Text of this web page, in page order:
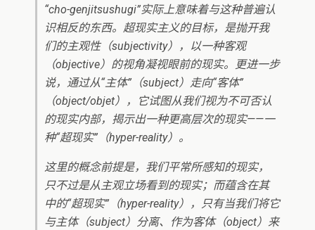
“cho-genjitsushugi”实际上意味着与这种普遍认
识相反的东西。超现实主义的目标，是抛开我
们的主观性（subjectivity），以一种客观
（objective）的视角凝视眼前的现实。更进一步
说，通过从“主体”（subject）走向“客体”
（object/objet），它试图从我们视为不可否认
的现实内部，揭示出一种更高层次的现实——一
种“超现实”（hyper-reality）。
这里的概念前提是，我们平常所感知的现实，
只不过是从主观立场看到的现实；而蕴含在其
中的“超现实”（hyper-reality），只有当我们将它
与主体（subject）分离、作为客体（object）来